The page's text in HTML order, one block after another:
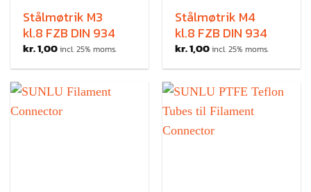
Stålmøtrik M3
kl.8 FZB DIN 934
kr.1,00incl. 25% moms.
Stålmøtrik M4
kl.8 FZB DIN 934
kr.1,00incl. 25% moms.